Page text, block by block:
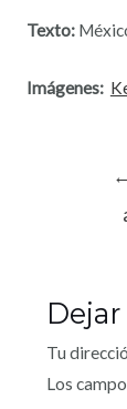
Texto:
Imágenes:
←
Tu
Los